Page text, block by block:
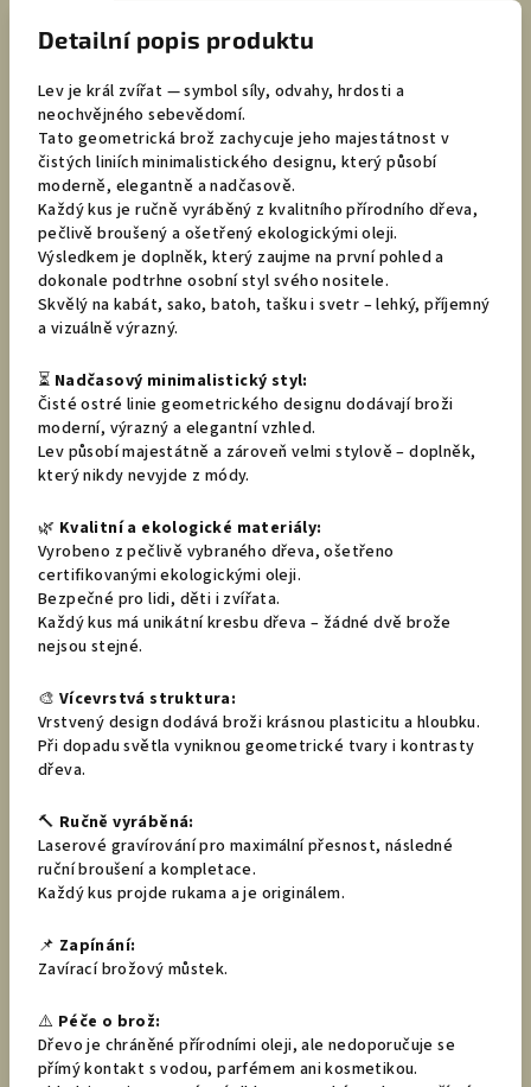
Detailní popis produktu
Lev je král zvířat — symbol síly, odvahy, hrdosti a
neochvějného sebevědomí.
Tato geometrická brož zachycuje jeho majestátnost v
čistých liniích minimalistického designu, který působí
moderně, elegantně a nadčasově.
Každý kus je ručně vyráběný z kvalitního přírodního dřeva,
pečlivě broušený a ošetřený ekologickými oleji.
Výsledkem je doplněk, který zaujme na první pohled a
dokonale podtrhne osobní styl svého nositele.
Skvělý na kabát, sako, batoh, tašku i svetr – lehký, příjemný
a vizuálně výrazný.
⏳ Nadčasový minimalistický styl:
Čisté ostré linie geometrického designu dodávají broži
moderní, výrazný a elegantní vzhled.
Lev působí majestátně a zároveň velmi stylově – doplněk,
který nikdy nevyjde z módy.
🌿 Kvalitní a ekologické materiály:
Vyrobeno z pečlivě vybraného dřeva, ošetřeno
certifikovanými ekologickými oleji.
Bezpečné pro lidi, děti i zvířata.
Každý kus má unikátní kresbu dřeva – žádné dvě brože
nejsou stejné.
🎨 Vícevrstvá struktura:
Vrstvený design dodává broži krásnou plasticitu a hloubku.
Při dopadu světla vyniknou geometrické tvary i kontrasty
dřeva.
🔨 Ručně vyráběná:
Laserové gravírování pro maximální přesnost, následné
ruční broušení a kompletace.
Každý kus projde rukama a je originálem.
📌 Zapínání:
Zavírací brožový můstek.
⚠️ Péče o brož:
Dřevo je chráněné přírodními oleji, ale nedoporučuje se
přímý kontakt s vodou, parfémem ani kosmetikou.